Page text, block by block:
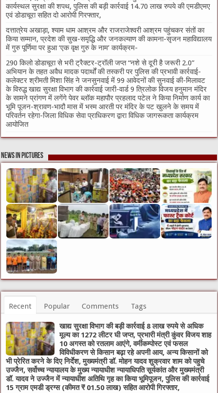
कार्यस्थल सुरक्षा की शपथ, पुलिस की बड़ी कार्रवाई 14.70 लाख रुपये की एमडीएमए
एवं डोडाचूरा सहित दो आरोपी गिरफ्तार,
दत्तात्रेय अखाड़ा, श्याम धाम आश्रम और राजराजेश्वरी आश्रम पहुंचकर संतों का
किया सम्मान, प्रदेश की सुख-समृद्धि और जनकल्याण की कामना-सृजन महाविद्यालय
में गुरु पूर्णिमा पर हुआ ‘एक वृक्ष गुरु के नाम’ कार्यक्रम-
290 किलो डोडाचूरा से भरी ट्रैक्टर-ट्रॉली जप्त “नशे से दूरी है जरूरी 2.0”
अभियान के तहत अवैध मादक पदार्थों की तस्करी पर पुलिस की प्रभावी कार्रवाई-
कलेक्टर श्रीमती मिशा सिंह ने जनसुनवाई में 99 आवेदनों की सुनवाई की-मिलावट
के विरुद्ध खाद्य सुरक्षा विभाग की कार्रवाई जारी-वार्ड 9 त्रिलोक विजय हनुमान मंदिर
के सामने प्रांगण में लगेंगे पेवर ब्लॉक महापौर प्रहलाद पटेल ने किया निर्माण कार्य का
भूमि पूजन-श्रावण-भादौ मास में भस्म आरती पर मंदिर के पट खुलने के समय में
परिवर्तन रहेगा-जिला विधिक सेवा प्राधिकरण द्वारा विधिक जागरूकता कार्यक्रम
आयोजित
News in Pictures
Recent Popular Comments Tags
खाद्य सुरक्षा विभाग की बड़ी कार्रवाई 8 लाख रुपये से अधिक
मूल्य का 1272 लीटर घी जप्त, प्रभारी मंत्री कुंवर विजय शाह
10 अगस्त को रतलाम आएंगे, वर्मीकम्पोस्ट एवं फसल
विविधीकरण से किसान बढ़ा रहे अपनी आय, अन्य किसानों को
भी प्रेरित करने के दिए निर्देश, मुख्यमंत्री डॉ. मोहन यादव शुक्रवार शाम को पहुचे
उज्जैन, सर्वोच्च न्यायालय के मुख्‍य न्‍यायाधीश न्यायाधिपति सूर्यकांत और मुख्यमंत्री
डॉ. यादव ने उज्जैन में न्यायाधीश अतिथि गृह का किया भूमिपूजन, पुलिस की कार्रवाई
15 ग्राम एमडी ड्रग्स (कीमत ₹ 01.50 लाख) सहित आरोपी गिरफ्तार,